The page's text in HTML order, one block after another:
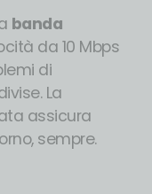
banda
da 10 Mbps
di
La
assicura
sempre.